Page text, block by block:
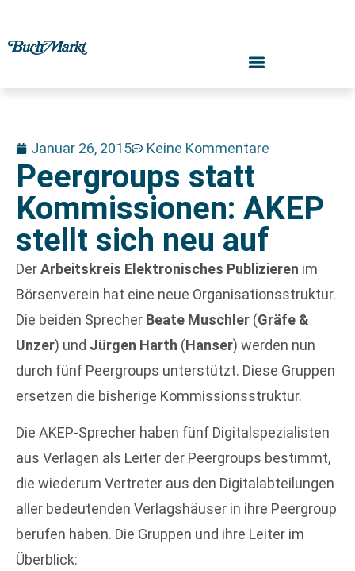
Januar 26, 2015 Keine Kommentare
Peergroups statt
Kommissionen: AKEP
stellt sich neu auf
DerArbeitskreis Elektronisches Publizieren im
Börsenverein hat eine neue Organisationsstruktur.
Die beiden Sprecher Beate Muschler (Gräfe &
Unzer) und Jürgen Harth (Hanser) werden nun
durch fünf Peergroups unterstützt. Diese Gruppen
ersetzen die bisherige Kommissionsstruktur.
Die AKEP-Sprecher haben fünf Digitalspezialisten
aus Verlagen als Leiter der Peergroups bestimmt,
die wiederum Vertreter aus den Digitalabteilungen
aller bedeutenden Verlagshäuser in ihre Peergroup
berufen haben. Die Gruppen und ihre Leiter im
Überblick: